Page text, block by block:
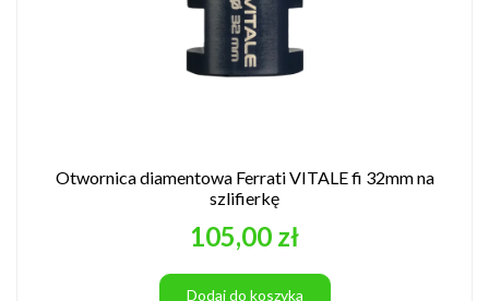
Otwornica diamentowa Ferrati VITALE fi 32mm na
szlifierkę
Cena
105,00 zł
Dodaj do koszyka